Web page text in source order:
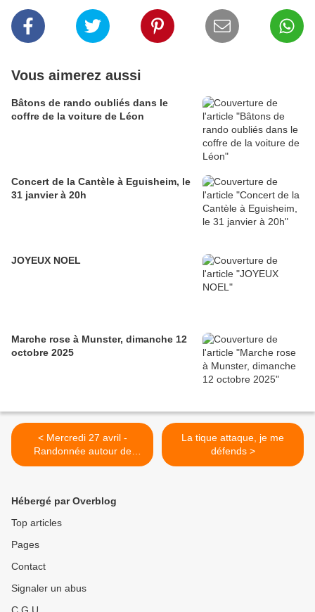
Vous aimerez aussi
Bâtons de rando oubliés dans le
coffre de la voiture de Léon
Concert de la Cantèle à Eguisheim, le
31 janvier à 20h
JOYEUX NOEL
Marche rose à Munster, dimanche 12
octobre 2025
< Mercredi 27 avril -
Randonnée autour de
Boersch
La tique attaque, je me
défends >
Hébergé par Overblog
Top articles
Pages
Contact
Signaler un abus